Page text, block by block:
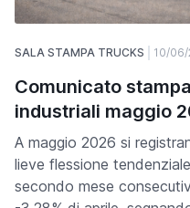
SALA STAMPA TRUCKS 10/
Comunicato
industriali maggio
A maggio 2026 si
lieve flessione
secondo mese